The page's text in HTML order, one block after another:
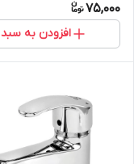
75,000
افزودن به سبد